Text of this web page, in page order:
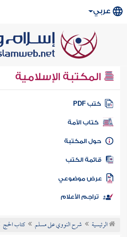
عربي
المكتبة الإسلامية
كتب PDF
كتاب الأمة
المكتبة
الكتب
موضوعي
تراجم الأعلام
الرئيسية شرح النووي على مسلم كتاب الحج